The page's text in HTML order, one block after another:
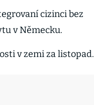
cizinci bez
v Německu.
v zemi za listopad.